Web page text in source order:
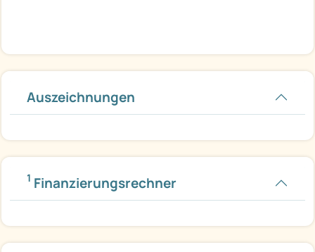
Auszeichnungen
1 Finanzierungsrechner